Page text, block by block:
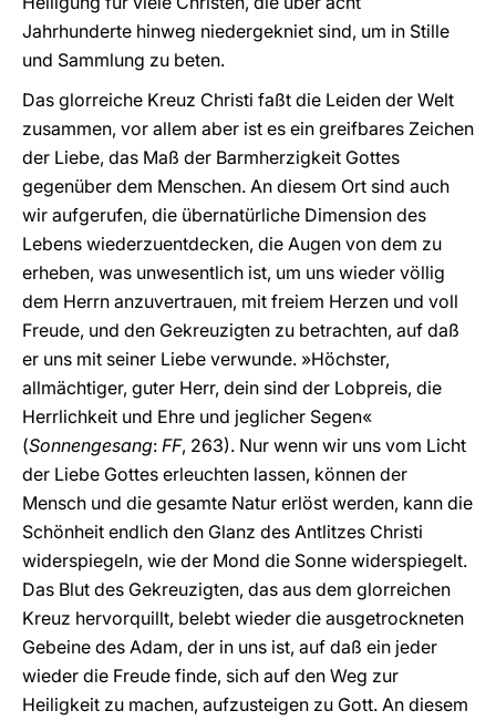
Jahrhunderte hinweg niedergekniet sind, um in Stille
und Sammlung zu beten.
Das glorreiche Kreuz Christi faßt die Leiden der Welt
zusammen, vor allem aber ist es ein greifbares Zeichen
der Liebe, das Maß der Barmherzigkeit Gottes
gegenüber dem Menschen. An diesem Ort sind auch
wir aufgerufen, die übernatürliche Dimension des
Lebens wiederzuentdecken, die Augen von dem zu
erheben, was unwesentlich ist, um uns wieder völlig
dem Herrn anzuvertrauen, mit freiem Herzen und voll
Freude, und den Gekreuzigten zu betrachten, auf daß
er uns mit seiner Liebe verwunde. »Höchster,
allmächtiger, guter Herr, dein sind der Lobpreis, die
Herrlichkeit und Ehre und jeglicher Segen«
(Sonnengesang: FF, 263). Nur wenn wir uns vom Licht
der Liebe Gottes erleuchten lassen, können der
Mensch und die gesamte Natur erlöst werden, kann die
Schönheit endlich den Glanz des Antlitzes Christi
widerspiegeln, wie der Mond die Sonne widerspiegelt.
Das Blut des Gekreuzigten, das aus dem glorreichen
Kreuz hervorquillt, belebt wieder die ausgetrockneten
Gebeine des Adam, der in uns ist, auf daß ein jeder
wieder die Freude finde, sich auf den Weg zur
Heiligkeit zu machen, aufzusteigen zu Gott. An diesem